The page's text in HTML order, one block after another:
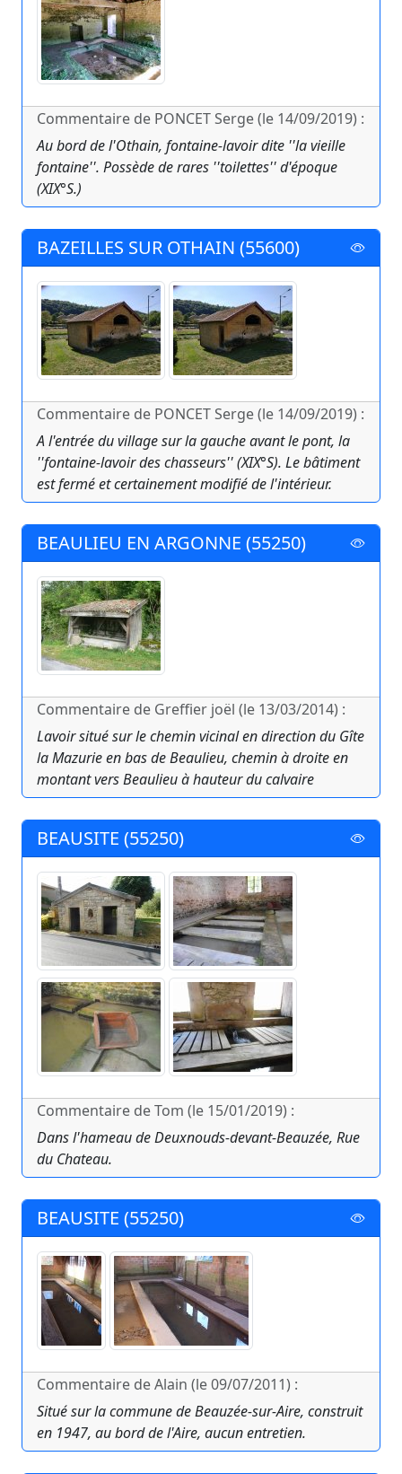
Commentaire de PONCET Serge (le 14/09/2019) :
Au bord de l'Othain, fontaine-lavoir dite ''la vieille
fontaine''. Possède de rares ''toilettes'' d'époque
(XIX°S.)
BAZEILLES SUR OTHAIN (55600)
Commentaire de PONCET Serge (le 14/09/2019) :
A l'entrée du village sur la gauche avant le pont, la
''fontaine-lavoir des chasseurs'' (XIX°S). Le bâtiment
est fermé et certainement modifié de l'intérieur.
BEAULIEU EN ARGONNE (55250)
Commentaire de Greffier joël (le 13/03/2014) :
Lavoir situé sur le chemin vicinal en direction du Gîte
la Mazurie en bas de Beaulieu, chemin à droite en
montant vers Beaulieu à hauteur du calvaire
BEAUSITE (55250)
Commentaire de Tom (le 15/01/2019) :
Dans l'hameau de Deuxnouds-devant-Beauzée, Rue
du Chateau.
BEAUSITE (55250)
Commentaire de Alain (le 09/07/2011) :
Situé sur la commune de Beauzée-sur-Aire, construit
en 1947, au bord de l'Aire, aucun entretien.